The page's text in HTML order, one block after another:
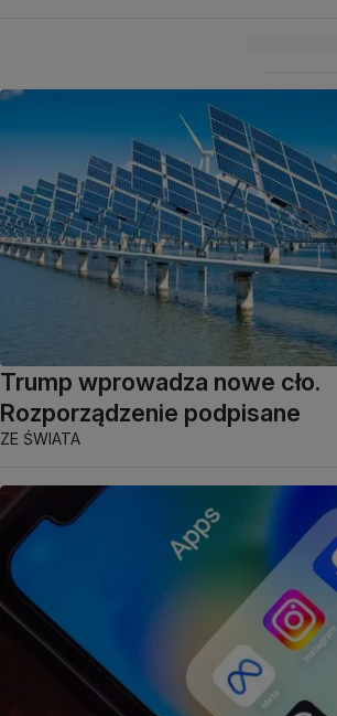
Trump wprowadza nowe cło.
Rozporządzenie podpisane
ZE ŚWIATA